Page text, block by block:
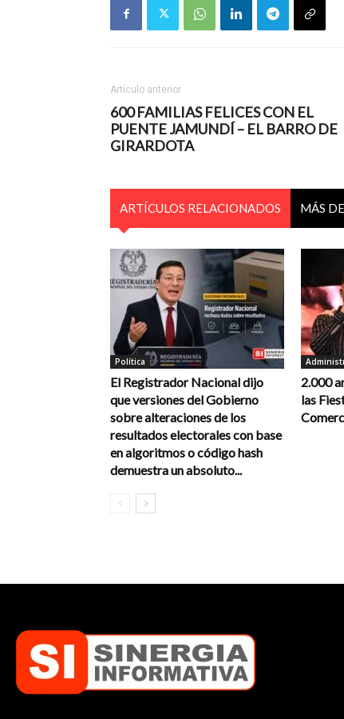
Artículo anterior
600 FAMILIAS FELICES CON EL
PUENTE JAMUNDÍ – EL BARRO DE
GIRARDOTA
ARTÍCULOS RELACIONADOS MÁS
Política
El Registrador Nacional dijo
que versiones del Gobierno
sobre alteraciones de los
resultados electorales con base
en algoritmos o código hash
demuestra un absoluto...
2.000
las